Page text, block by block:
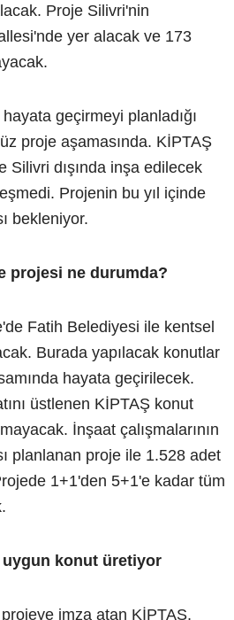
Proje Silivri'nin
yer alacak ve 173
geçirmeyi planladığı
proje aşamasında. KİPTAŞ
Silivri dışında inşa edilecek
Projenin bu yıl içinde
bekleniyor.
projesi ne durumda?
Fatih Belediyesi ile kentsel
Burada yapılacak konutlar
hayata geçirilecek.
üstlenen KİPTAŞ konut
İnşaat çalışmalarının
planlanan proje ile 1.528 adet
1+1'den 5+1'e kadar tüm
uygun konut üretiyor
imza atan KİPTAŞ,